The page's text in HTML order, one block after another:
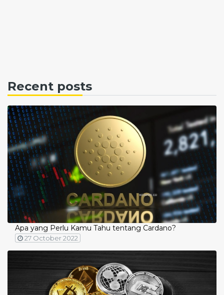
Recent posts
Apa yang Perlu Kamu Tahu tentang Cardano?
27 October 2022